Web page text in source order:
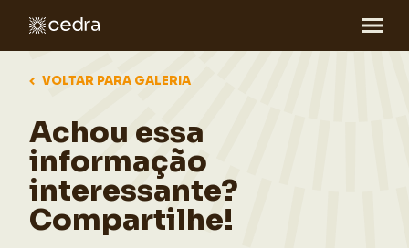
VOLTAR PARA GALERIA
Achou essa
informação
interessante?
Compartilhe!